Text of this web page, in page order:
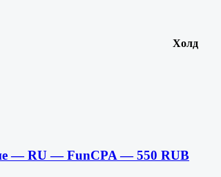
Холд
— RU — FunCPA — 550 RUB